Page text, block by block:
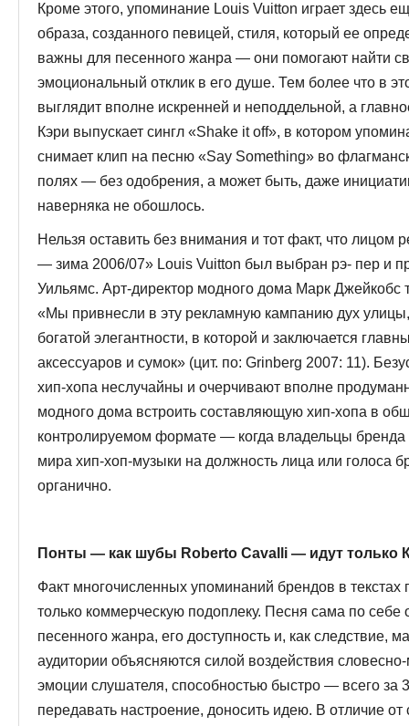
Кроме этого, упоминание Louis Vuitton играет здесь
образа, созданного певицей, стиля, ко­торый ее
важны для песен­ного жанра — они помогают найти
эмоциональный отклик в его душе. Тем более что в
выглядит вполне искренней и неподдельной, а
Кэри выпускает сингл «Shake it off», в котором
снимает клип на песню «Say Something» во
полях — без одобрения, а может быть, даже
наверняка не обошлось.
Нельзя оставить без внимания и тот факт, что лицом
— зима 2006/07» Louis Vuitton был выбран рэ- пер и
Уильямс. Арт-директор модного дома Марк Джейкобс
«Мы привнес­ли в эту рекламную кампанию дух
богатой элегантности, в которой и заключается
аксессуаров и сумок» (цит. по: Grinberg 2007: 11).
хип-хопа неслучайны и очерчивают вполне
модного дома встроить составляющую хип-хопа в
контролируемом формате — когда владельцы бренда
мира хип-хоп-музыки на должность лица или голоса
органично.
Понты — как шубы Roberto Cavalli — идут только
Факт многочисленных упоминаний брендов в
только коммерческую подоплеку. Песня сама по себе
песенного жанра, его доступ­ность и, как следствие,
ауди­тории объясняются силой воздействия
эмоции слушателя, способностью быстро — всего за
передавать настроение, доносить идею. В отличие